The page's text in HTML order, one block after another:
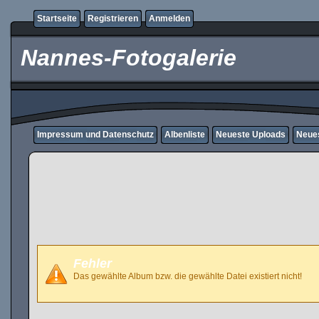
Startseite Registrieren Anmelden
Nannes-Fotogalerie
Impressum und Datenschutz Albenliste Neueste Uploads
Fehler
Das gewählte Album bzw. die gewählte Datei existiert nicht!